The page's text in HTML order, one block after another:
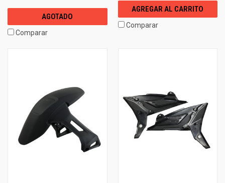
AGOTADO
Comparar
AGREGAR AL CARRITO
Comparar